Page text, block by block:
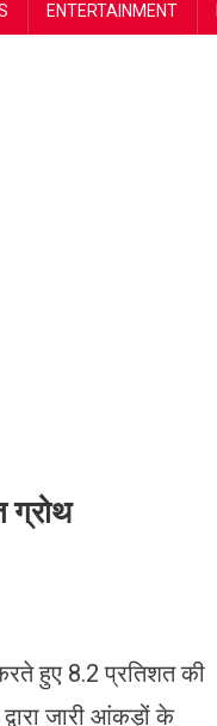
ENTERTAINMENT
ग्रोथ
करते हुए 8.2 प्रतिशत की
जारी आंकड़ों के